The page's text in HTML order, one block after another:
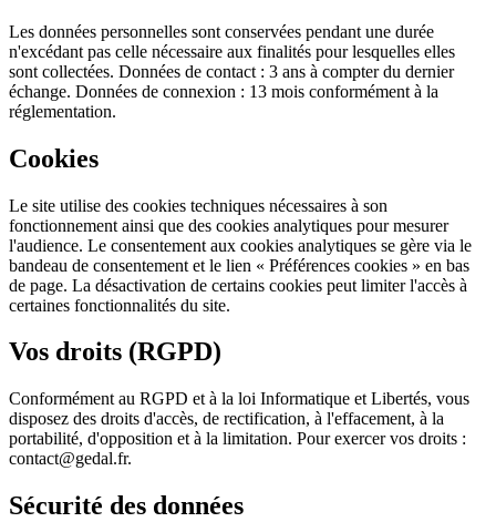
Les données personnelles sont conservées pendant une durée
n'excédant pas celle nécessaire aux finalités pour lesquelles elles
sont collectées. Données de contact : 3 ans à compter du dernier
échange. Données de connexion : 13 mois conformément à la
réglementation.
Cookies
Le site utilise des cookies techniques nécessaires à son
fonctionnement ainsi que des cookies analytiques pour mesurer
l'audience. Le consentement aux cookies analytiques se gère via le
bandeau de consentement et le lien « Préférences cookies » en bas
de page. La désactivation de certains cookies peut limiter l'accès à
certaines fonctionnalités du site.
Vos droits (RGPD)
Conformément au RGPD et à la loi Informatique et Libertés, vous
disposez des droits d'accès, de rectification, à l'effacement, à la
portabilité, d'opposition et à la limitation. Pour exercer vos droits :
contact@gedal.fr.
Sécurité des données